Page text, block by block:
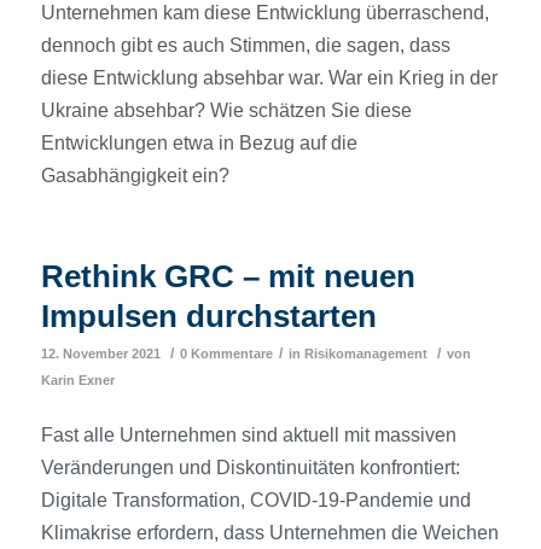
Unternehmen kam diese Entwicklung überraschend,
dennoch gibt es auch Stimmen, die sagen, dass
diese Entwicklung absehbar war. War ein Krieg in der
Ukraine absehbar? Wie schätzen Sie diese
Entwicklungen etwa in Bezug auf die
Gasabhängigkeit ein?
Rethink GRC – mit neuen
Impulsen durchstarten
12. November 2021 / 0 Kommentare / in Risikomanagement / von
Karin Exner
Fast alle Unternehmen sind aktuell mit massiven
Veränderungen und Diskontinuitäten konfrontiert:
Digitale Transformation, COVID-19-Pandemie und
Klimakrise erfordern, dass Unternehmen die Weichen